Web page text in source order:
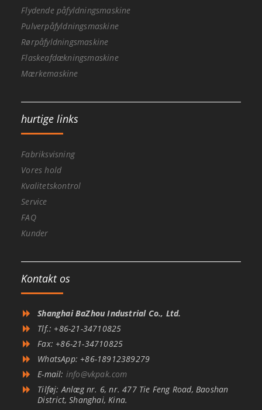
Flydende påfyldningsmaskine
Pulverpåfyldningsmaskine
Rørpåfyldningsmaskine
Flaskeafdækningsmaskine
Mærkemaskine
hurtige links
Fabriksvisning
Vores hold
Kvalitetskontrol
Service
FAQ
Kunder
Kontakt os
Shanghai BaZhou Industrial Co., Ltd.
Tlf.: +86-21-34710825
Fax: +86-21-34710825
WhatsApp: +86-18912389279
E-mail: info@vkpak.com
Tilføj: Anlæg nr. 6, nr. 477 Tie Feng Road, Baoshan
District, Shanghai, Kina.